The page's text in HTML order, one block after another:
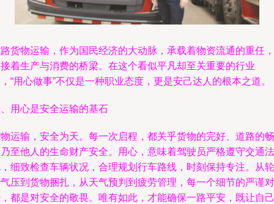
货物运输，作为国民经济的大动脉，承载着物资流通的重任，
着生产与消费的桥梁。在这个看似平凡却至关重要的行业
“用心做事”不仅是一种职业态度，更是安己达人的根本之道。
用心是安全运输的基石
运输，安全为天。每一次启程，都关乎货物的完好、道路的畅
至他人的生命财产安全。用心，意味着驾驶员严格遵守交通法
细致检查车辆状况，合理规划行车路线，时刻保持专注。从轮
压到货物捆扎，从天气预判到疲劳管理，每一个细节的严谨对
都是对安全的敬畏。唯有如此，才能确保一路平安，既让自己